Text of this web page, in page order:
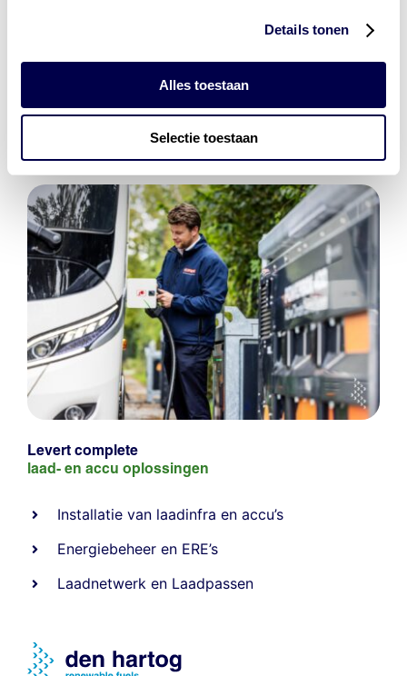
Details tonen
Alles toestaan
Selectie toestaan
Den Hartog Energies
bestaat uitvier divisies
Levert complete
laad- en accu oplossingen
Installatie van laadinfra en accu’s
Energiebeheer en ERE’s
Laadnetwerk en Laadpassen